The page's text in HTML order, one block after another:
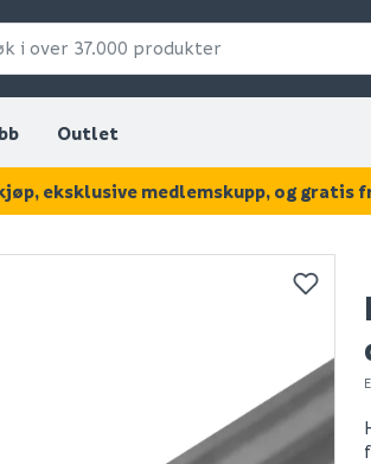
Outlet
DISSE VÆRE AV
eksklusive medlemskupp, og gratis